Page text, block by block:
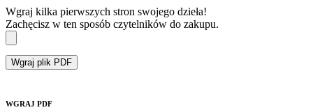
Wgraj kilka pierwszych stron swojego dzieła!
Zachęcisz w ten sposób czytelników do zakupu.
Wgraj plik PDF
WGRAJ PDF